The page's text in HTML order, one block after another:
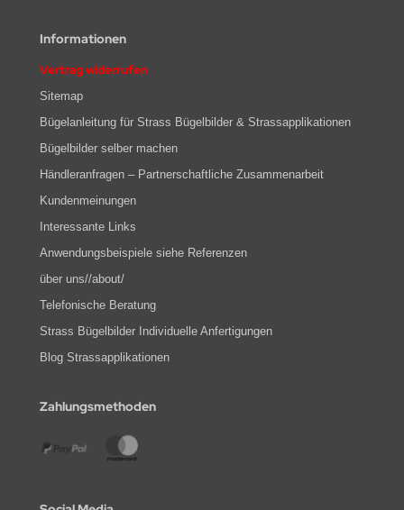
Informationen
Vertrag widerrufen
Sitemap
Bügelanleitung für Strass Bügelbilder & Strassapplikationen
Bügelbilder selber machen
Händleranfragen – Partnerschaftliche Zusammenarbeit
Kundenmeinungen
Interessante Links
Anwendungsbeispiele siehe Referenzen
über uns//about/
Telefonische Beratung
Strass Bügelbilder Individuelle Anfertigungen
Blog Strassapplikationen
Zahlungsmethoden